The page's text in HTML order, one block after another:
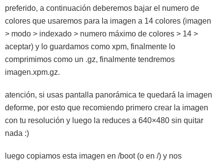
preferido, a continuación deberemos bajar el numero de
colores que usaremos para la imagen a 14 colores (imagen
> modo > indexado > numero máximo de colores > 14 >
aceptar) y lo guardamos como xpm, finalmente lo
comprimimos como un .gz, finalmente tendremos
imagen.xpm.gz.
atención, si usas pantalla panorámica te quedará la imagen
deforme, por esto que recomiendo primero crear la imagen
con tu resolución y luego la reduces a 640×480 sin quitar
nada :)
luego copiamos esta imagen en /boot (o en /) y nos